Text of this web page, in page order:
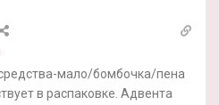
мало/бомбочка/пена
в распаковке. Адвента